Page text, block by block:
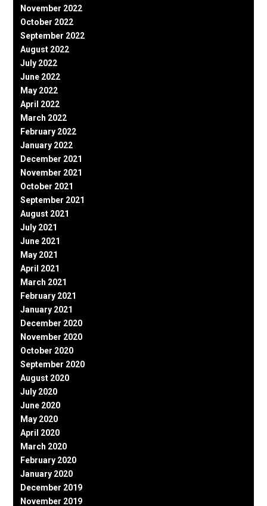
November 2022
October 2022
September 2022
August 2022
July 2022
June 2022
May 2022
April 2022
March 2022
February 2022
January 2022
December 2021
November 2021
October 2021
September 2021
August 2021
July 2021
June 2021
May 2021
April 2021
March 2021
February 2021
January 2021
December 2020
November 2020
October 2020
September 2020
August 2020
July 2020
June 2020
May 2020
April 2020
March 2020
February 2020
January 2020
December 2019
November 2019